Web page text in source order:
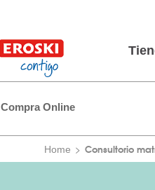
Compra Online
Home Consultorio